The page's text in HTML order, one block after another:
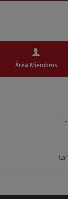
Área Miembros